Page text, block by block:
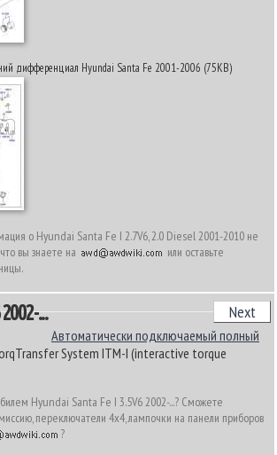
дифференциал Hyundai Santa Fe 2001-2006 (75KB)
о Hyundai Santa Fe I 2.7V6, 2.0 Diesel 2001-2010 не
вы знаете на
или оставьте
... Next
Автоматически подключаемый полный
System ITM-I (interactive torque
Hyundai Santa Fe I 3.5V6 2002-...? Сможете
переключатели 4х4, лампочки на панели приборов
?